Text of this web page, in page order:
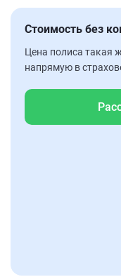
Стоимость без
Цена полиса такая
напрямую в